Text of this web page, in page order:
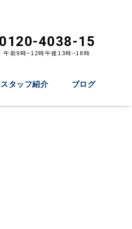
0120-4038-15
午前9時~12時午後13時~18時
スタッフ紹介 ブログ